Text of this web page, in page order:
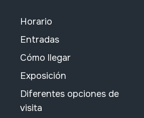
Horario
Entradas
Cómo llegar
Exposición
Diferentes opciones de
visita